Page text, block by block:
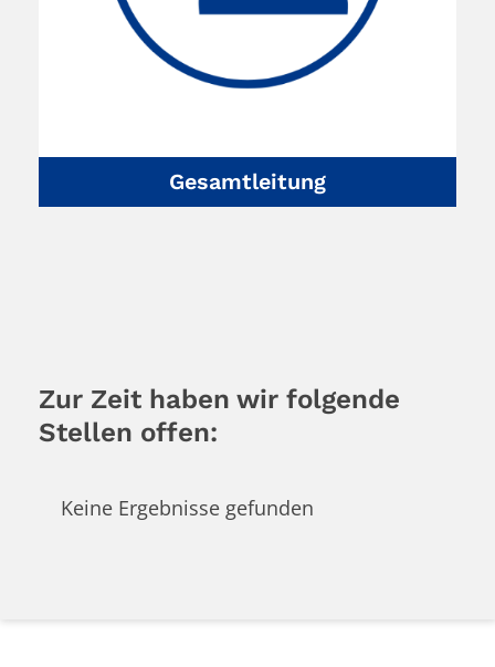
Gesamtleitung
Zur Zeit haben wir folgende
Stellen offen:
Keine Ergebnisse gefunden